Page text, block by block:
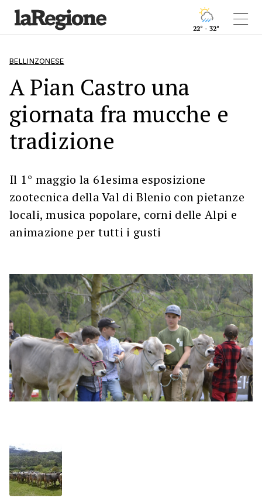
22° - 32°
BELLINZONESE
A Pian Castro una
giornata fra mucche e
tradizione
Il 1° maggio la 61esima esposizione
zootecnica della Val di Blenio con pietanze
locali, musica popolare, corni delle Alpi e
animazione per tutti i gusti